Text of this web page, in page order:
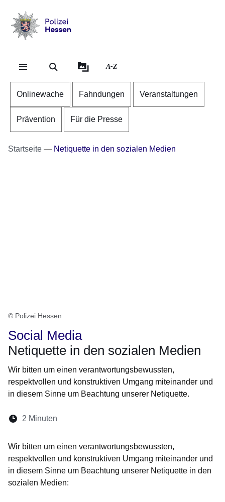
Hessen
A-Z
Onlinewache Fahndungen Veranstaltungen
Prävention Für die Presse
Startseite Netiquette in den sozialen Medien
© Polizei Hessen
Social Media
Netiquette in den sozialen Medien
Wir bitten um einen verantwortungsbewussten,
respektvollen und konstruktiven Umgang miteinander und
in diesem Sinne um Beachtung unserer Netiquette.
Lesedauer:
2 Minuten
Wir bitten um einen verantwortungsbewussten,
respektvollen und konstruktiven Umgang miteinander und
in diesem Sinne um Beachtung unserer Netiquette in den
sozialen Medien: